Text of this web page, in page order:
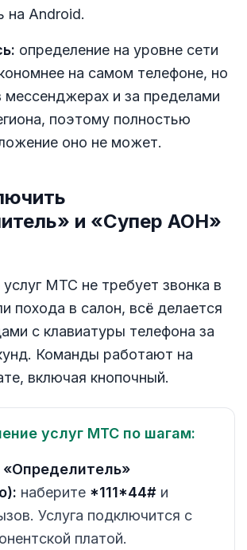
на Android.
определение на уровне сети
на самом телефоне, но
мессенджерах и за пределами
поэтому полностью
оно не может.
и «Супер АОН»
МТС не требует звонка в
похода в салон, всё делается
с клавиатуры телефона за
Команды работают на
включая кнопочный.
услуг МТС по шагам:
«Определитель»
наберите *111*44# и
Услуга подключится с
платой.